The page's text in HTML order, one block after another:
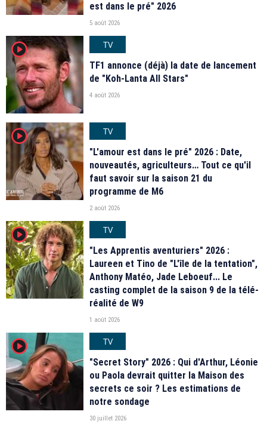
est dans le pré" 2026
5 août 2026
player2
TV
TF1 annonce (déjà) la date de lancement
de "Koh-Lanta All Stars"
4 août 2026
player2
TV
"L'amour est dans le pré" 2026 : Date,
nouveautés, agriculteurs… Tout ce qu'il
faut savoir sur la saison 21 du
programme de M6
2 août 2026
player2
TV
"Les Apprentis aventuriers" 2026 :
Laureen et Tino de "L'île de la tentation",
Anthony Matéo, Jade Leboeuf... Le
casting complet de la saison 9 de la télé-
réalité de W9
1 août 2026
player2
TV
"Secret Story" 2026 : Qui d'Arthur, Léonie
ou Paola devrait quitter la Maison des
secrets ce soir ? Les estimations de
notre sondage
30 juillet 2026